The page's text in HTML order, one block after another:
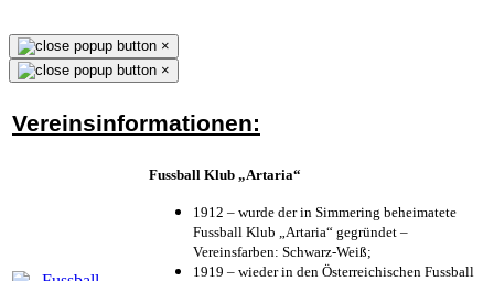
×
×
Vereinsinformationen:
Fussball Klub „Artaria“
1912 – wurde der in Simmering beheimatete
Fussball Klub „Artaria“ gegründet –
Vereinsfarben: Schwarz-Weiß;
1919 – wieder in den Österreichischen Fussball